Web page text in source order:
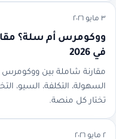
٣ مايو ٢٠٢٦
ووكومرس أم سلة؟
في 2026
مقارنة شاملة بين ووكومرس
السهولة، التكلفة، السيو،
تختار كل منصة.
٢ مايو ٢٠٢٦